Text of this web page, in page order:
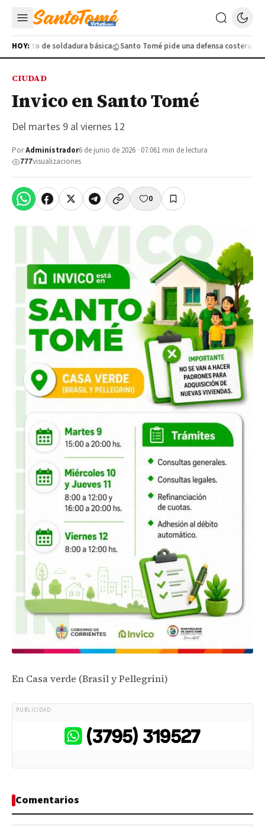
HOY:de soldadura básica Santo Tomé pide una defensa costera ante
CIUDAD
Invico en Santo Tomé
Del martes 9 al viernes 12
PorAdministrador6 de junio de 2026 · 07:061 min de lectura
777visualizaciones
0
En Casa verde (Brasil y Pellegrini)
PUBLICIDAD
Comentarios